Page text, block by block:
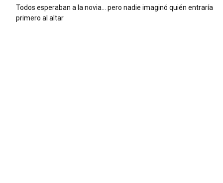
Todos esperaban a la novia… pero nadie imaginó quién entraría
primero al altar